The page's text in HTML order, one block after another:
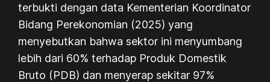
terbukti dengan data Kementerian Koordinator
Bidang Perekonomian (2025) yang
menyebutkan bahwa sektor ini menyumbang
lebih dari 60% terhadap Produk Domestik
Bruto (PDB) dan menyerap sekitar 97%